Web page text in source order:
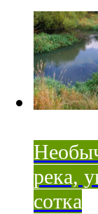
река,
сотка